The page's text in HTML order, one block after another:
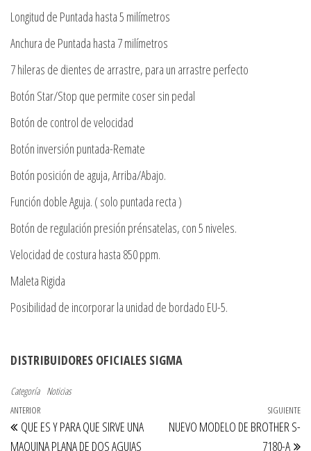
Longitud de Puntada hasta 5 milímetros
Anchura de Puntada hasta 7 milímetros
7 hileras de dientes de arrastre, para un arrastre perfecto
Botón Star/Stop que permite coser sin pedal
Botón de control de velocidad
Botón inversión puntada-Remate
Botón posición de aguja, Arriba/Abajo.
Función doble Aguja. ( solo puntada recta )
Botón de regulación presión prénsatelas, con 5 niveles.
Velocidad de costura hasta 850 ppm.
Maleta Rigida
Posibilidad de incorporar la unidad de bordado EU-5.
DISTRIBUIDORES OFICIALES SIGMA
Categoría Noticias
Navegación de entradas
Entrada anterior
ANTERIOR
QUE ES Y PARA QUE SIRVE UNA
MAQUINA PLANA DE DOS AGUJAS
SIGUIENTE
NUEVO MODELO DE BROTHER S-
7180-A